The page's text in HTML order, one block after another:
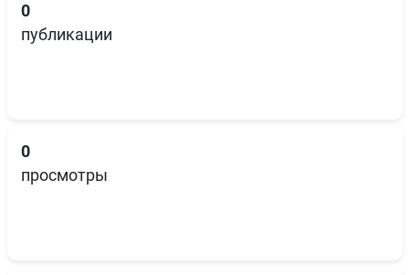
0
публикации
0
просмотры